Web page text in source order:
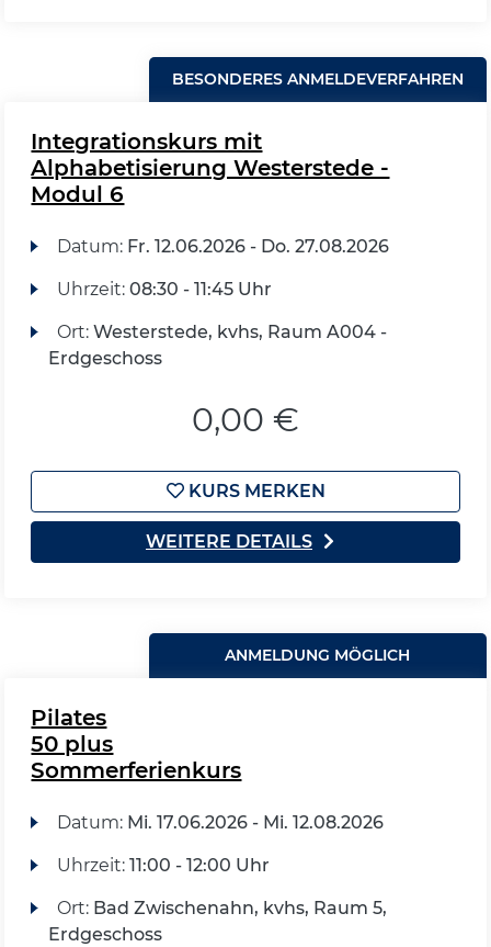
BESONDERES ANMELDEVERFAHREN
Integrationskurs mit
Alphabetisierung Westerstede -
Modul 6
Datum: Fr. 12.06.2026 - Do. 27.08.2026
Uhrzeit: 08:30 - 11:45 Uhr
Ort: Westerstede, kvhs, Raum A004 -
Erdgeschoss
0,00 €
KURS MERKEN
WEITERE DETAILS
ANMELDUNG MÖGLICH
Pilates
50 plus
Sommerferienkurs
Datum: Mi. 17.06.2026 - Mi. 12.08.2026
Uhrzeit: 11:00 - 12:00 Uhr
Ort: Bad Zwischenahn, kvhs, Raum 5,
Erdgeschoss